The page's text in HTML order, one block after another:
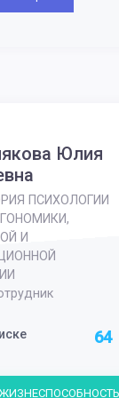
Юлия
ПСИХОЛОГИИ
И
64